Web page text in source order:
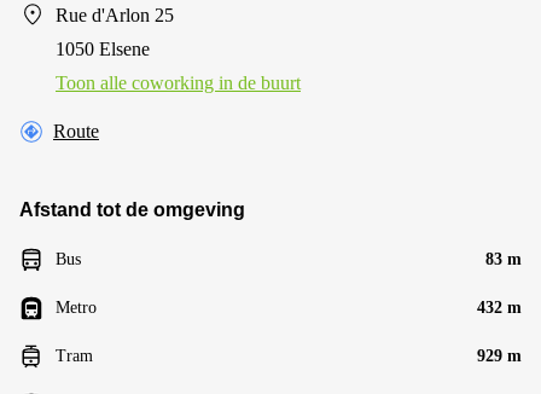
Rue d'Arlon 25
1050 Elsene
Toon alle сoworking in de buurt
Route
Afstand tot de omgeving
Bus 83 m
Metro 432 m
Tram 929 m